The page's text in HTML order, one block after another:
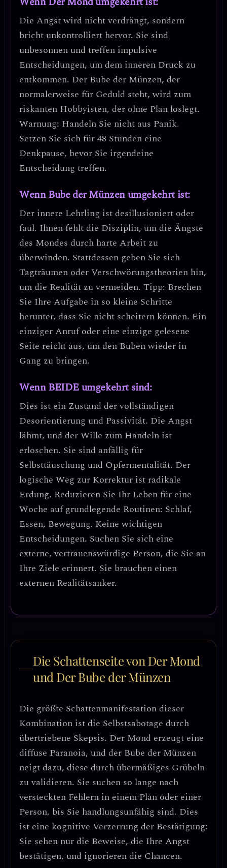
Die Angst wird nicht verdrängt, sondern
bricht unkontrolliert hervor. Sie sind
unbesonnen und treffen impulsive
Entscheidungen, um dem inneren Druck zu
entkommen. Der Bube der Münzen, der
normalerweise für Geduld steht, wird zum
riskanten Hobbyisten, der ohne Plan loslegt.
Warnung: Handeln Sie nicht aus Panik.
Setzen Sie sich für 48 Stunden eine
Denkpause, bevor Sie irgendeine
Entscheidung treffen.
Wenn Bube der Münzen umgekehrt ist:
Der innere Lehrling istdesillusioniert oder
faul. Ihnen fehlt die Disziplin, um die Ängste
des Mondes durch harte Arbeit zu
überwinden. Stattdessen geben Sie sich
Tagträumen oder Verschwörungstheorien hin,
um die Realität zu vermeiden. Tipp: Brechen
Sie Ihre Aufgabe in so kleine Schritte
herunter, dass Sie nicht scheitern können. Ein
einziger Anruf oder eine einzige gelesene
Seite reicht aus, um den Buben wieder in
Gang zu bringen.
Wenn BEIDE umgekehrt sind:
Dies ist ein Zustand dervollständigen
Desorientierung und Passivität. Die Angst
lähmt, und der Wille zum Handeln ist
erloschen. Sie sind anfällig für
Selbsttäuschung und Opfermentalität. Der
logische Weg zur Korrektur ist radikale
Erdung. Reduzieren Sie Ihr Leben für eine
Woche auf grundlegende Routinen: Schlaf,
Essen, Bewegung. Keine wichtigen
Entscheidungen. Suchen Sie sich eine
externe, vertrauenswürdige Person, die Sie an
Ihre Ziele erinnert. Sie brauchen einen
externen Realitätsanker.
Die Schattenseite von Der Mond
und Der Bube der Münzen
Die größte Schattenmanifestation dieser
Kombination ist die Selbstsabotage durch
übertriebene Skepsis. Der Mond erzeugt eine
diffuse Paranoia, und der Bube der Münzen
neigt dazu, diese durch übermäßiges Grübeln
zu validieren. Sie suchen so lange nach
versteckten Fehlern in einem Plan oder einer
Person, bis Sie handlungsunfähig sind. Dies
ist eine kognitive Verzerrung der Bestätigung:
Sie sehen nur die Beweise, die Ihre Angst
bestätigen, und ignorieren die Chancen.